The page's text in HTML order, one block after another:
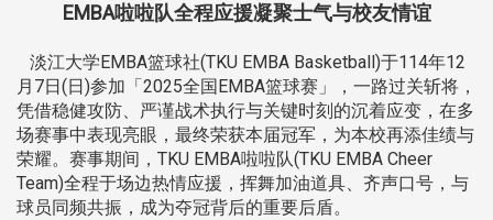
EMBA啦啦队全程应援凝聚士气与校友情谊
淡江大学EMBA篮球社(TKU EMBA Basketball)于114年12
月7日(日)参加「2025全国EMBA篮球赛」，一路过关斩将，
凭借稳健攻防、严谨战术执行与关键时刻的沉着应变，在多
场赛事中表现亮眼，最终荣获本届冠军，为本校再添佳绩与
荣耀。赛事期间，TKU EMBA啦啦队(TKU EMBA Cheer
Team)全程于场边热情应援，挥舞加油道具、齐声口号，与
球员同频共振，成为夺冠背后的重要后盾。